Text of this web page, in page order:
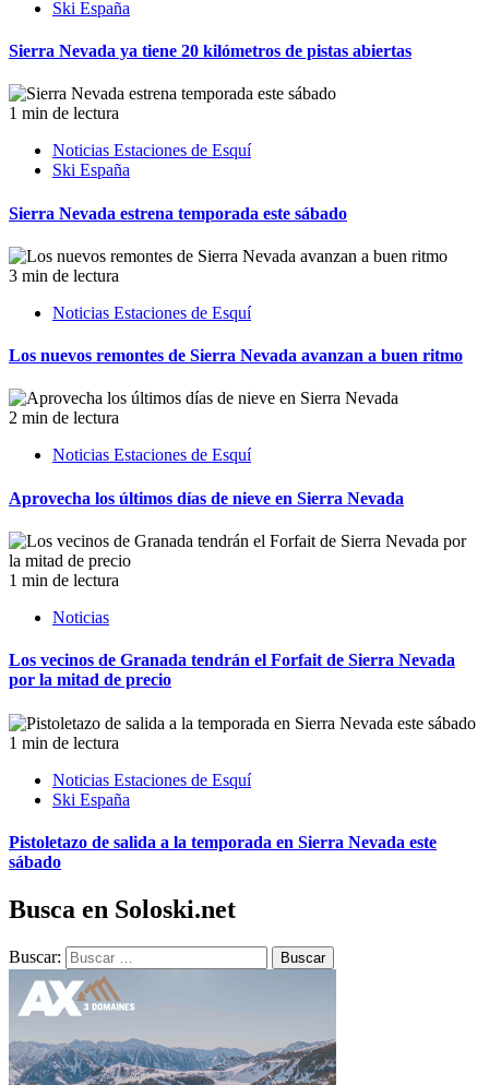
Ski España
Sierra Nevada ya tiene 20 kilómetros de pistas abiertas
1 min de lectura
Noticias Estaciones de Esquí
Ski España
Sierra Nevada estrena temporada este sábado
3 min de lectura
Noticias Estaciones de Esquí
Los nuevos remontes de Sierra Nevada avanzan a buen ritmo
2 min de lectura
Noticias Estaciones de Esquí
Aprovecha los últimos días de nieve en Sierra Nevada
1 min de lectura
Noticias
Los vecinos de Granada tendrán el Forfait de Sierra Nevada
por la mitad de precio
1 min de lectura
Noticias Estaciones de Esquí
Ski España
Pistoletazo de salida a la temporada en Sierra Nevada este
sábado
Busca en Soloski.net
Buscar: